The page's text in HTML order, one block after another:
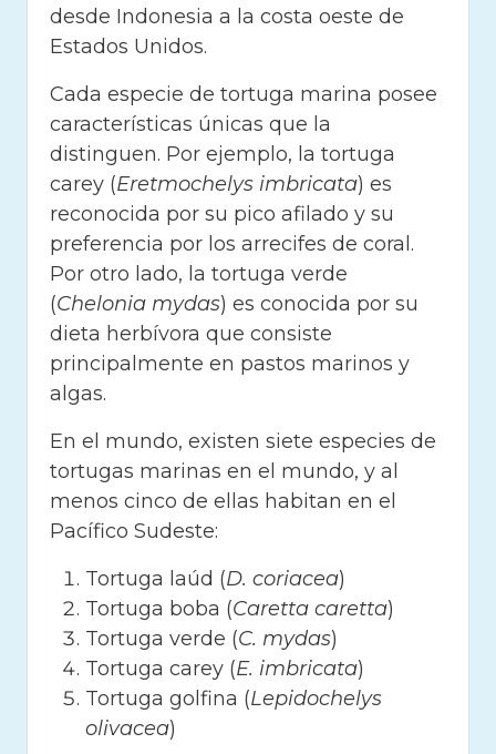
desde Indonesia a la costa oeste de
Estados Unidos.
Cada especie de tortuga marina posee
características únicas que la
distinguen. Por ejemplo, la tortuga
carey (Eretmochelys imbricata) es
reconocida por su pico afilado y su
preferencia por los arrecifes de coral.
Por otro lado, la tortuga verde
(Chelonia mydas) es conocida por su
dieta herbívora que consiste
principalmente en pastos marinos y
algas.
En el mundo, existen siete especies de
tortugas marinas en el mundo, y al
menos cinco de ellas habitan en el
Pacífico Sudeste:
Tortuga laúd (D. coriacea)
Tortuga boba (Caretta caretta)
Tortuga verde (C. mydas)
Tortuga carey (E. imbricata)
Tortuga golfina (Lepidochelys
olivacea)